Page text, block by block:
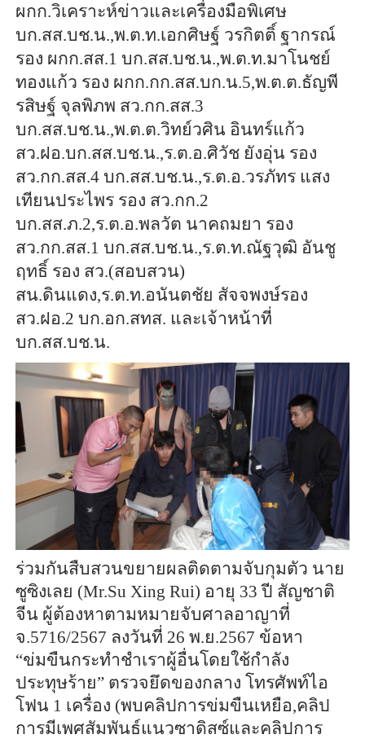
ผกก.วิเคราะห์ข่าวและเครื่องมือพิเศษ
บก.สส.บช.น.,พ.ต.ท.เอกศิษฐ์ วรกิตติ์ ฐากรณ์
รอง ผกก.สส.1 บก.สส.บช.น.,พ.ต.ท.มาโนชย์
ทองแก้ว รอง ผกก.กก.สส.บก.น.5,พ.ต.ต.ธัญพี
รสิษฐ์ จุลพิภพ สว.กก.สส.3
บก.สส.บช.น.,พ.ต.ต.วิทย์วศิน อินทร์แก้ว
สว.ฝอ.บก.สส.บช.น.,ร.ต.อ.ศิวัช ยังอุ่น รอง
สว.กก.สส.4 บก.สส.บช.น.,ร.ต.อ.วรภัทร แสง
เทียนประไพร รอง สว.กก.2
บก.สส.ภ.2,ร.ต.อ.พลวัต นาคถมยา รอง
สว.กก.สส.1 บก.สส.บช.น.,ร.ต.ท.ณัฐวุฒิ อันชู
ฤทธิ์ รอง สว.(สอบสวน)
สน.ดินแดง,ร.ต.ท.อนันตชัย สัจจพงษ์รอง
สว.ฝอ.2 บก.อก.สทส. และเจ้าหน้าที่
บก.สส.บช.น.
ร่วมกันสืบสวนขยายผลติดตามจับกุมตัว นาย
ซูซิงเลย (Mr.Su Xing Rui) อายุ 33 ปี สัญชาติ
จีน ผู้ต้องหาตามหมายจับศาลอาญาที่
จ.5716/2567 ลงวันที่ 26 พ.ย.2567 ข้อหา
“ข่มขืนกระทำชำเราผู้อื่นโดยใช้กำลัง
ประทุษร้าย” ตรวจยึดของกลาง โทรศัพท์ไอ
โฟน 1 เครื่อง (พบคลิปการข่มขืนเหยือ,คลิป
การมีเพศสัมพันธ์แนวซาดิสซ์และคลิปการ